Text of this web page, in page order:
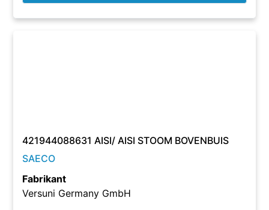
421944088631 AISI/ AISI STOOM BOVENBUIS
SAECO
Fabrikant
Versuni Germany GmbH